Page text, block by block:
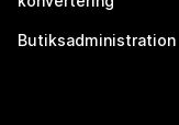
Butiksadministration